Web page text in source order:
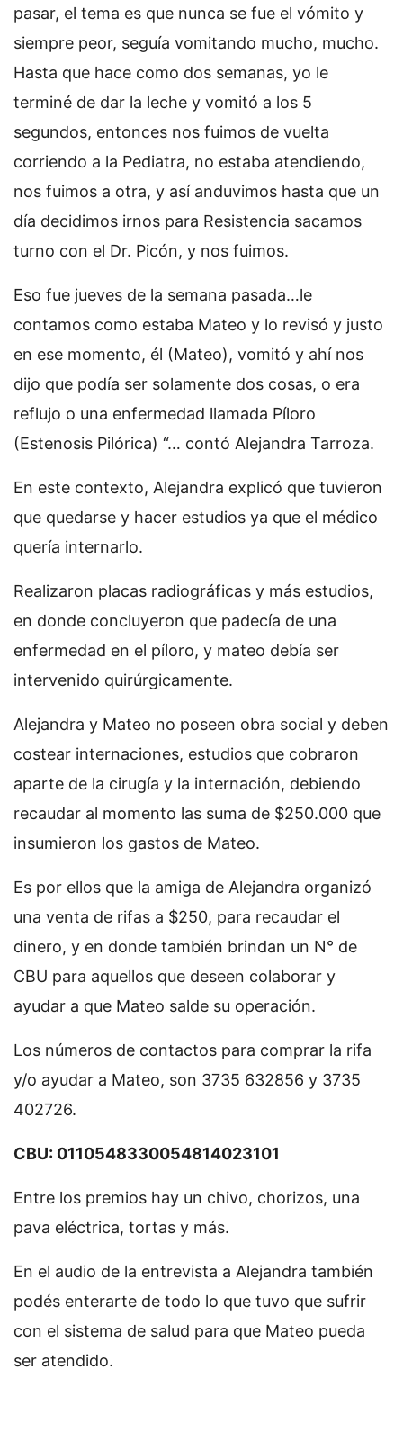
pasar, el tema es que nunca se fue el vómito y
siempre peor, seguía vomitando mucho, mucho.
Hasta que hace como dos semanas, yo le
terminé de dar la leche y vomitó a los 5
segundos, entonces nos fuimos de vuelta
corriendo a la Pediatra, no estaba atendiendo,
nos fuimos a otra, y así anduvimos hasta que un
día decidimos irnos para Resistencia sacamos
turno con el Dr. Picón, y nos fuimos.
Eso fue jueves de la semana pasada…le
contamos como estaba Mateo y lo revisó y justo
en ese momento, él (Mateo), vomitó y ahí nos
dijo que podía ser solamente dos cosas, o era
reflujo o una enfermedad llamada Píloro
(Estenosis Pilórica) “… contó Alejandra Tarroza.
En este contexto, Alejandra explicó que tuvieron
que quedarse y hacer estudios ya que el médico
quería internarlo.
Realizaron placas radiográficas y más estudios,
en donde concluyeron que padecía de una
enfermedad en el píloro, y mateo debía ser
intervenido quirúrgicamente.
Alejandra y Mateo no poseen obra social y deben
costear internaciones, estudios que cobraron
aparte de la cirugía y la internación, debiendo
recaudar al momento las suma de $250.000 que
insumieron los gastos de Mateo.
Es por ellos que la amiga de Alejandra organizó
una venta de rifas a $250, para recaudar el
dinero, y en donde también brindan un N° de
CBU para aquellos que deseen colaborar y
ayudar a que Mateo salde su operación.
Los números de contactos para comprar la rifa
y/o ayudar a Mateo, son 3735 632856 y 3735
402726.
CBU: 0110548330054814023101
Entre los premios hay un chivo, chorizos, una
pava eléctrica, tortas y más.
En el audio de la entrevista a Alejandra también
podés enterarte de todo lo que tuvo que sufrir
con el sistema de salud para que Mateo pueda
ser atendido.